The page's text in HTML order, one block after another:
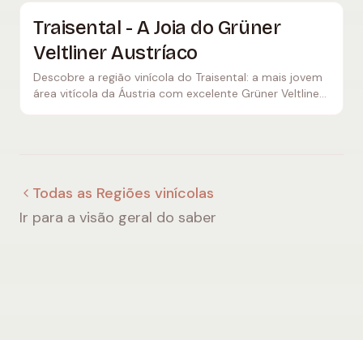
Traisental - A Joia do Grüner
Veltliner Austríaco
Descobre a região vinícola do Traisental: a mais jovem
área vitícola da Áustria com excelente Grüner Veltliner,
Todas as Regiões vinícolas
Ir para a visão geral do saber